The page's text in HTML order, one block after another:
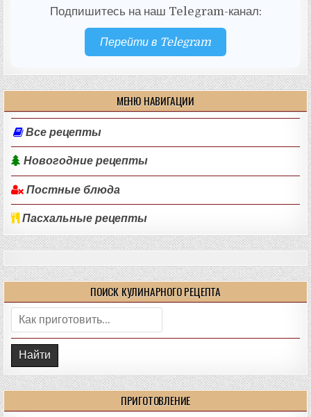
Подпишитесь на наш Telegram-канал:
Перейти в Telegram
МЕНЮ НАВИГАЦИИ
Все рецепты
Новогодние рецепты
Постные блюда
Пасхальные рецепты
ПОИСК КУЛИНАРНОГО РЕЦЕПТА
Поиск:
ПРИГОТОВЛЕНИЕ